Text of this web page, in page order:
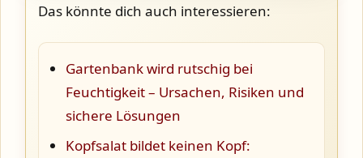
Das könnte dich auch interessieren:
Gartenbank wird rutschig bei
Feuchtigkeit – Ursachen, Risiken und
sichere Lösungen
Kopfsalat bildet keinen Kopf: